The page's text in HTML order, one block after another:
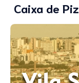
Caixa de